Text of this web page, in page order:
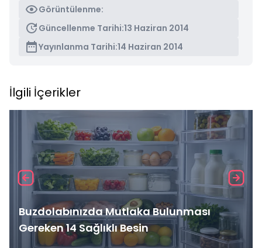
Görüntülenme:
Güncellenme Tarihi:13 Haziran 2014
Yayınlanma Tarihi:14 Haziran 2014
İlgili İçerikler
Buzdolabınızda Mutlaka Bulunması
Gereken 14 Sağlıklı Besin